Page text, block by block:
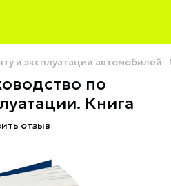
и эксплуатации автомобилей
по
Книга
отзыв